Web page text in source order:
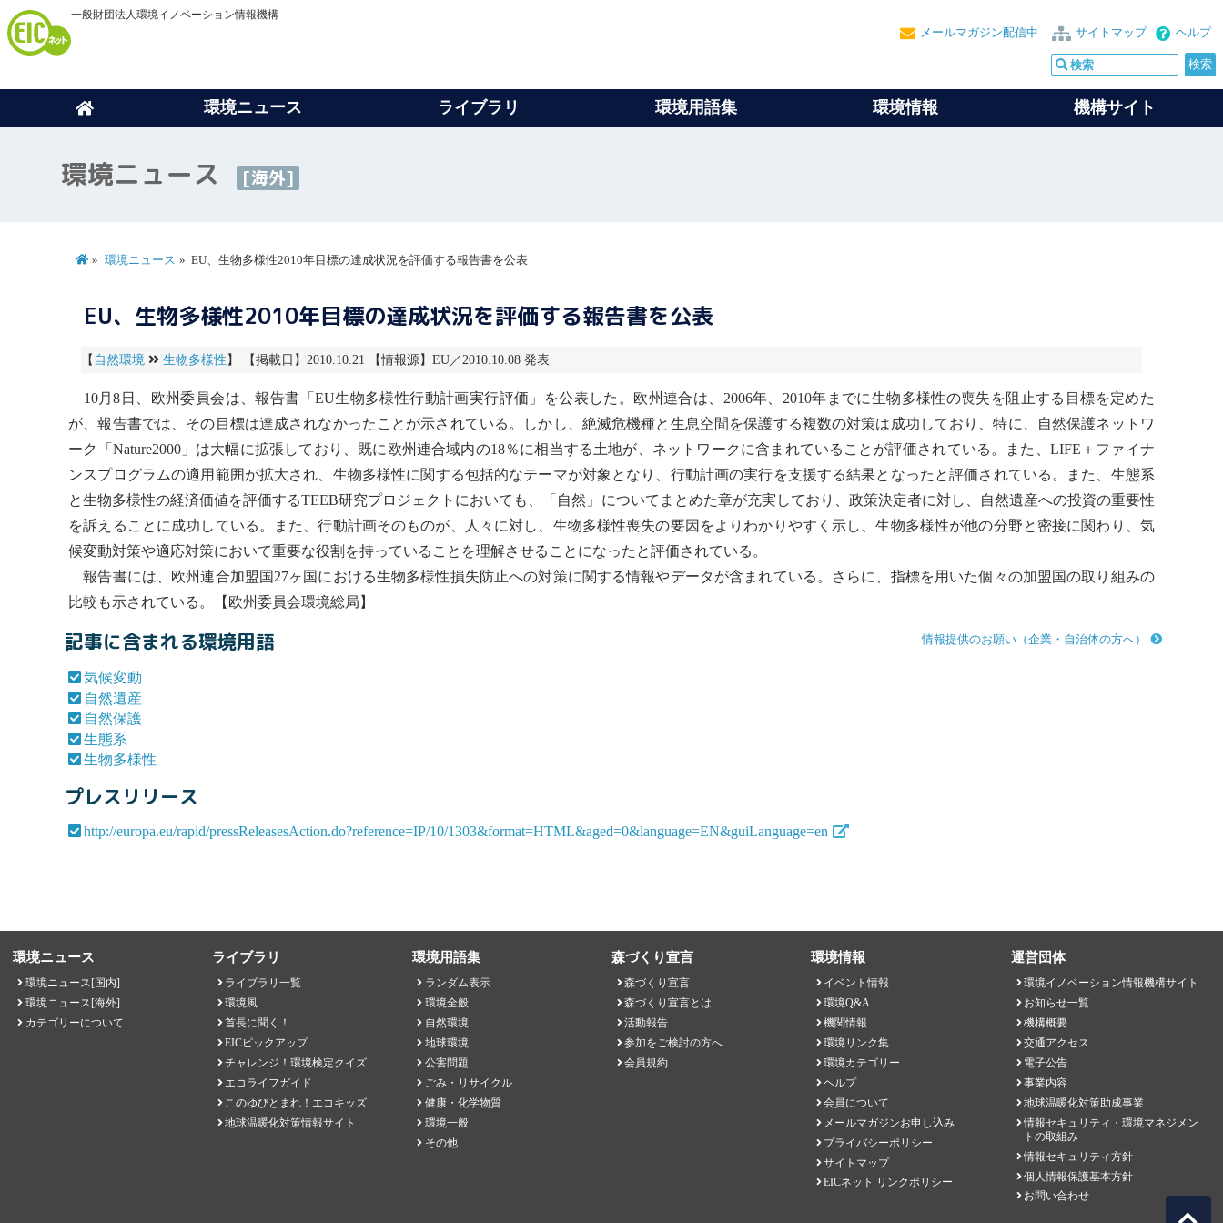
一般財団法人環境イノベーション情報機構
ヘルプ
サイトマップ
メールマガジン配信中
環境ニュース ライブラリ 環境用語集 環境情報 機構サイト
環境ニュース [海外]
環境ニュース EU、生物多様性2010年目標の達成状況を評価する報告書を公表
EU、生物多様性2010年目標の達成状況を評価する報告書を公表
【 自然環境 生物多様性 】 【掲載日】2010.10.21 【情報源】EU／2010.10.08 発表
10月8日、欧州委員会は、報告書「EU生物多様性行動計画実行評価」を公表した。欧州連合は、2006年、2010年までに生物多様性の喪失を阻止する目標を定めた
が、報告書では、その目標は達成されなかったことが示されている。しかし、絶滅危機種と生息空間を保護する複数の対策は成功しており、特に、
自然保護ネットワ
ーク「Nature2000」は大幅に拡張しており、既に欧州連合域内の18％に相当する土地が、ネットワークに含まれていることが評価されている。また、LIFE＋ファイナ
ンスプログラムの適用範囲が拡大され、 生物多様性に関する包括的なテーマが対象となり、行動計画の実行を支援する結果となったと評価されている。また、 生態系
と生物多様性の経済価値を評価するTEEB研究プロジェクトにおいても、「自然」についてまとめた章が充実しており、政策決定者に対し、 自然遺産への投資の重要性
を訴えることに成功している。また、行動計画そのものが、人々に対し、 生物多様性喪失の要因をよりわかりやすく示し、生物多様性が他の分野と密接に関わり、 気
候変動対策や適応対策において重要な役割を持っていることを理解させることになったと評価されている。
報告書には、欧州連合加盟国27ヶ国における生物多様性損失防止への対策に関する情報やデータが含まれている。さらに、指標を用いた個々の加盟国の取り組みの
比較も示されている。【欧州委員会環境総局】
情報提供のお願い（企業・自治体の方へ）
記事に含まれる環境用語
気候変動
自然遺産
自然保護
生態系
生物多様性
プレスリリース
http://europa.eu/rapid/pressReleasesAction.do?reference=IP/10/1303&format=HTML&aged=0&language=EN&guiLanguage=en
環境ニュース
環境ニュース[国内]
環境ニュース[海外]
カテゴリーについて
ライブラリ
ライブラリ一覧
環境風
首長に聞く！
EICピックアップ
チャレンジ！環境検定クイズ
エコライフガイド
このゆびとまれ！エコキッズ
地球温暖化対策情報サイト
環境用語集
ランダム表示
環境全般
自然環境
地球環境
公害問題
ごみ・リサイクル
健康・化学物質
環境一般
その他
森づくり宣言
森づくり宣言
森づくり宣言とは
活動報告
参加をご検討の方へ
会員規約
環境情報
イベント情報
環境Q&A
機関情報
環境リンク集
環境カテゴリー
ヘルプ
会員について
メールマガジンお申し込み
プライバシーポリシー
サイトマップ
EICネット リンクポリシー
運営団体
環境イノベーション情報機構サイト
お知らせ一覧
機構概要
交通アクセス
電子公告
事業内容
地球温暖化対策助成事業
情報セキュリティ・環境マネジメン
トの取組み
情報セキュリティ方針
個人情報保護基本方針
お問い合わせ